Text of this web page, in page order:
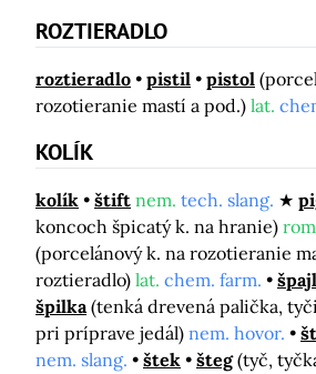
ROZTIERADLO
roztieradlo pistil pistol
rozotieranie mastí a pod.) lat.
KOLÍK
kolík štift nem. tech. slang.
koncoch špicatý k. na hranie)
(porcelánový k. na rozotieranie
roztieradlo) lat. chem. farm.
špilka (tenká drevená palička,
pri príprave jedál) nem. hovor.
nem. slang.
štek šteg (tyč,